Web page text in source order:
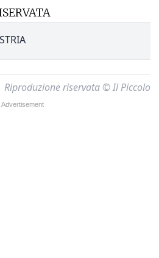
Riproduzione riservata © Il Piccolo